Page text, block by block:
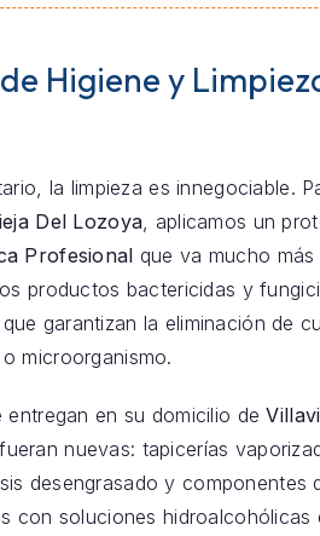
Higiene y
la limpieza es innegociable.
Del Lozoya , aplicamos un
Profesional que va mucho
productos bactericidas y
garantizan la eliminación de
microorganismo.
entregan en su domicilio de
nuevas: tapicerías
desengrasado y componentes
con soluciones hidroalcohólicas